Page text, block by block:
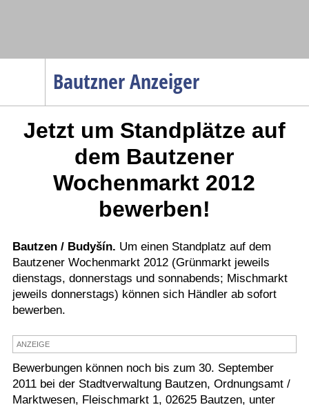
Bautzner Anzeiger
Menüpunkte
Politik
Gesellschaft
Wirtschaft
Gesundheit
Kultur
Sport
Kostenlos
Jetzt um Standplätze auf
dem Bautzener
Wochenmarkt 2012
bewerben!
Bautzen / Budyšín. Um einen Standplatz auf dem
Bautzener Wochenmarkt 2012 (Grünmarkt jeweils
dienstags, donnerstags und sonnabends; Mischmarkt
jeweils donnerstags) können sich Händler ab sofort
bewerben.
ANZEIGE
Bewerbungen können noch bis zum 30. September
2011 bei der Stadtverwaltung Bautzen, Ordnungsamt /
Marktwesen, Fleischmarkt 1, 02625 Bautzen, unter